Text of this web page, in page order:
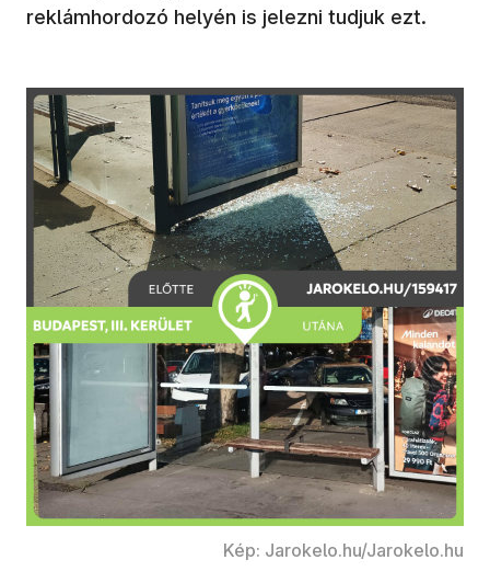
reklámhordozó helyén is jelezni tudjuk ezt.
Kép: Jarokelo.hu/Jarokelo.hu